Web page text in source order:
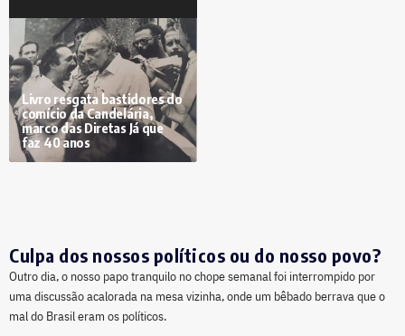
Livro resgata bastidores do
comício da Candelária,
marco das Diretas Já que
faz 40 anos
Culpa dos nossos políticos ou do nosso povo?
Outro dia, o nosso papo tranquilo no chope semanal foi interrompido por
uma discussão acalorada na mesa vizinha, onde um bêbado berrava que o
mal do Brasil eram os políticos.